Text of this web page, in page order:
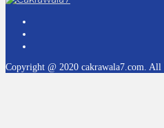
Copyright @ 2020 cakrawala7.com. All